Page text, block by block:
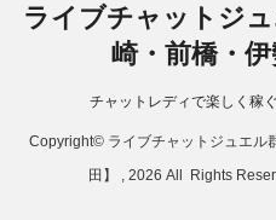
ライブチャットジ
崎・前橋・伊
チャットレディで楽しく稼
Copyright© ライブチャットジュエル
田】 , 2026 All Rights